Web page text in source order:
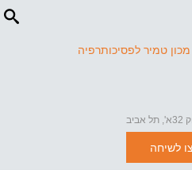
מכון טמיר לפסיכותרפיה
לשיחה